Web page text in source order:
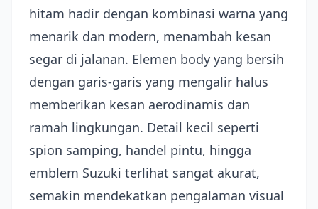
hitam hadir dengan kombinasi warna yang
menarik dan modern, menambah kesan
segar di jalanan. Elemen body yang bersih
dengan garis-garis yang mengalir halus
memberikan kesan aerodinamis dan
ramah lingkungan. Detail kecil seperti
spion samping, handel pintu, hingga
emblem Suzuki terlihat sangat akurat,
semakin mendekatkan pengalaman visual